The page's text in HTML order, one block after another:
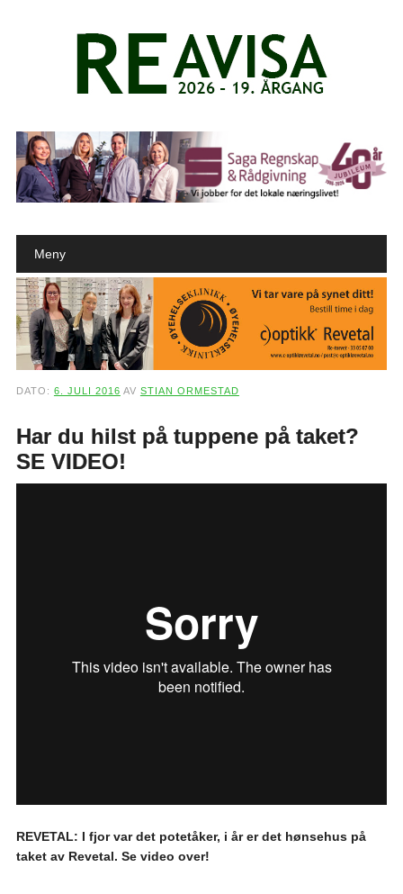
Main menu
Meny
DATO: 6. JULI 2016 AV STIAN ORMESTAD
Har du hilst på tuppene på taket?
SE VIDEO!
REVETAL: I fjor var det potetåker, i år er det hønsehus på
taket av Revetal. Se video over!